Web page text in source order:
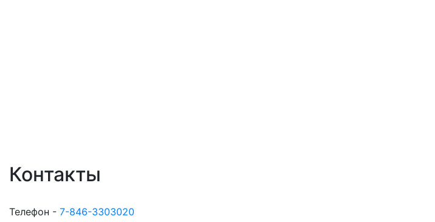
Контакты
Телефон - 7-846-3303020